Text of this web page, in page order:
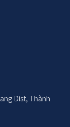
Dist, Thành